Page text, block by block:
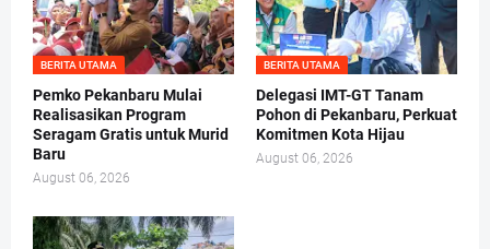
BERITA UTAMA
Pemko Pekanbaru Mulai
Realisasikan Program
Seragam Gratis untuk Murid
Baru
August 06, 2026
BERITA UTAMA
Delegasi IMT-GT Tanam
Pohon di Pekanbaru, Perkuat
Komitmen Kota Hijau
August 06, 2026